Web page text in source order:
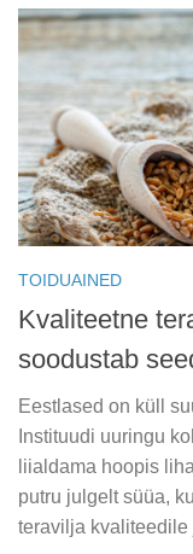
TOIDUAINED
Kvaliteetne
soodustab
Eestlased on küll
Instituudi uuringu
liialdama hoopis
putru julgelt süüa,
teravilja kvaliteedile